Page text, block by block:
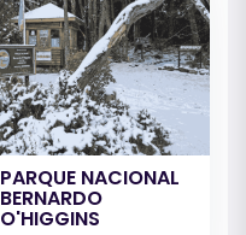
PARQUE NACIONAL
BERNARDO
O'HIGGINS